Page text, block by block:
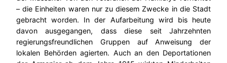
– die Einheiten waren nur zu diesem Zwecke in die Stadt
gebracht worden. In der Aufarbeitung wird bis heute
davon ausgegangen, dass diese seit Jahrzehnten
regierungsfreundlichen Gruppen auf Anweisung der
lokalen Behörden agierten. Auch an den Deportationen